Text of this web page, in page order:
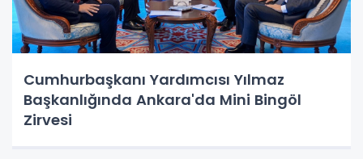
Cumhurbaşkanı Yardımcısı Yılmaz
Başkanlığında Ankara'da Mini Bingöl
Zirvesi